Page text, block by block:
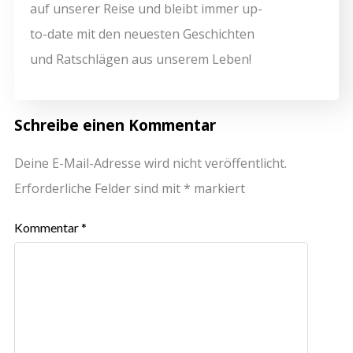
auf unserer Reise und bleibt immer up-
to-date mit den neuesten Geschichten
und Ratschlägen aus unserem Leben!
Schreibe einen Kommentar
Deine E-Mail-Adresse wird nicht veröffentlicht.
Erforderliche Felder sind mit * markiert
Kommentar*